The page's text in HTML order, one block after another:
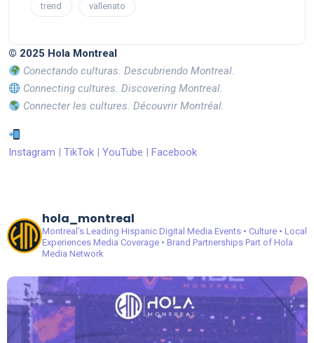
trend vallenato
© 2025 Hola Montreal
Conectando culturas. Descubriendo Montreal.
Connecting cultures. Discovering Montreal.
Connecter les cultures. Découvrir Montréal.
Instagram | TikTok | YouTube | Facebook
hola_montreal
Montreal’s Leading Hispanic Digital Media Events • Culture • Local
ExperiencesMedia Coverage • Brand PartnershipsPart of Hola
Media Network